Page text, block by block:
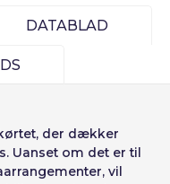
DATABLAD
der dækker
Uanset om det er til
vil